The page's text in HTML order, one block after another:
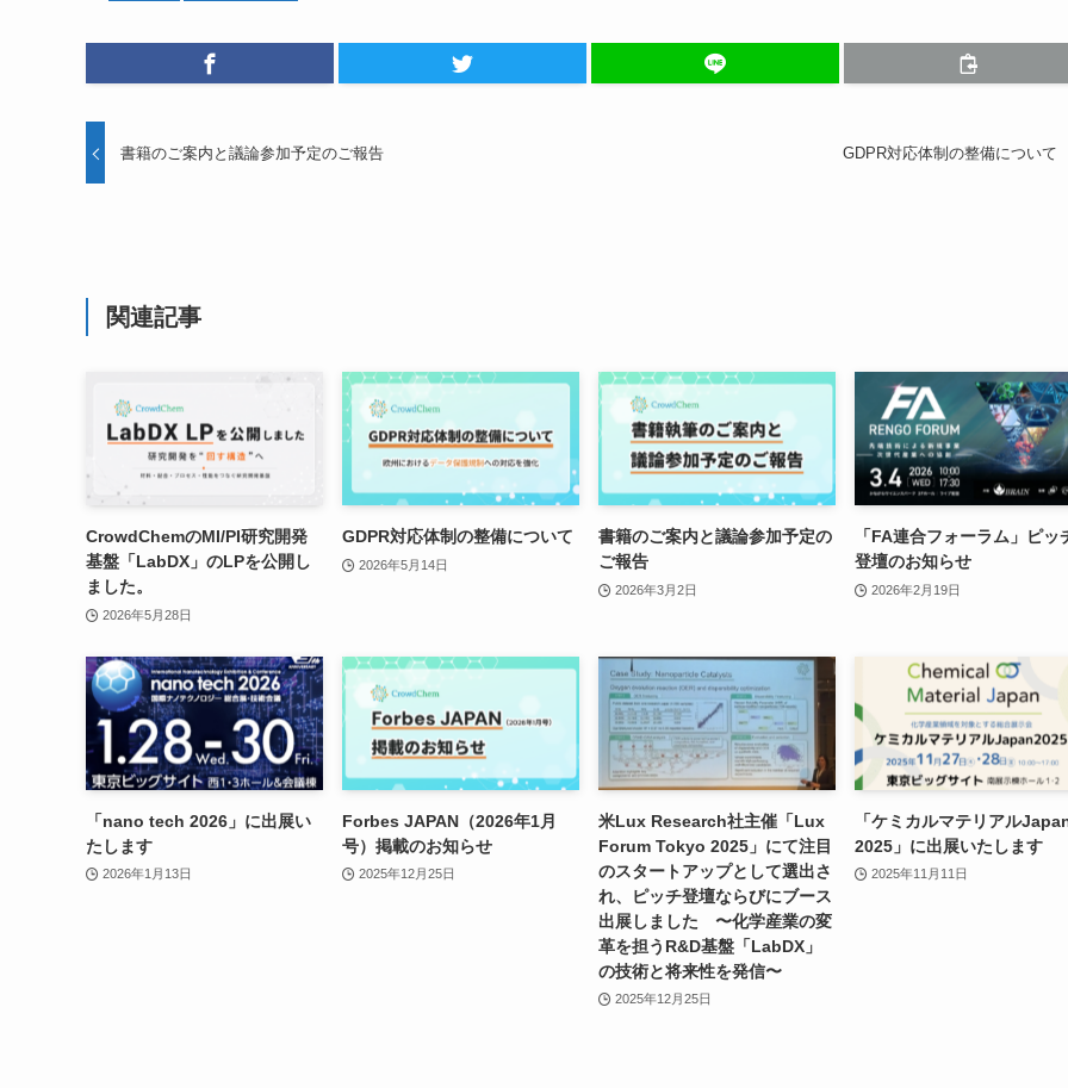
書籍のご案内と議論参加予定のご報告 GDPR対応体制の整備について
関連記事
CrowdChemのMI/PI研究開発
基盤「LabDX」のLPを公開し
ました。
2026年5月28日
GDPR対応体制の整備について
2026年5月14日
書籍のご案内と議論参加予定の
ご報告
2026年3月2日
「FA連合フォーラム」ピッ
登壇のお知らせ
2026年2月19日
「nano tech 2026」に出展い
たします
2026年1月13日
Forbes JAPAN（2026年1月
号）掲載のお知らせ
2025年12月25日
米Lux Research社主催「Lux
Forum Tokyo 2025」にて注目
のスタートアップとして選出さ
れ、ピッチ登壇ならびにブース
出展しました 〜化学産業の変
革を担うR&D基盤「LabDX」
の技術と将来性を発信〜
2025年12月25日
「ケミカルマテリアル
2025」に出展いたします
2025年11月11日